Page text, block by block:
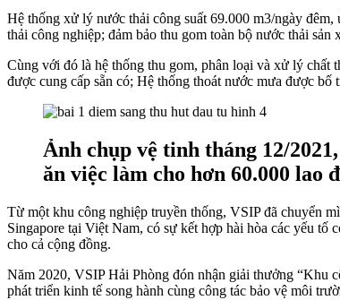
Hệ thống xử lý nước thải công suất 69.000 m3/ngày
thải công nghiệp; đảm bảo thu gom toàn bộ nước thải
Cùng với đó là hệ thống thu gom, phân loại và xử lý chất
được cung cấp sẵn có; Hệ thống thoát nước mưa được
Ảnh chụp vệ tinh tháng 12/
ăn việc làm cho hơn 60.000 lao
Từ một khu công nghiệp truyền thống, VSIP đã chuyển
Singapore tại Việt Nam, có sự kết hợp hài hòa các yếu
cho cả cộng đồng.
Năm 2020, VSIP Hải Phòng đón nhận giải thưởng “Khu
phát triển kinh tế song hành cùng công tác bảo vệ môi